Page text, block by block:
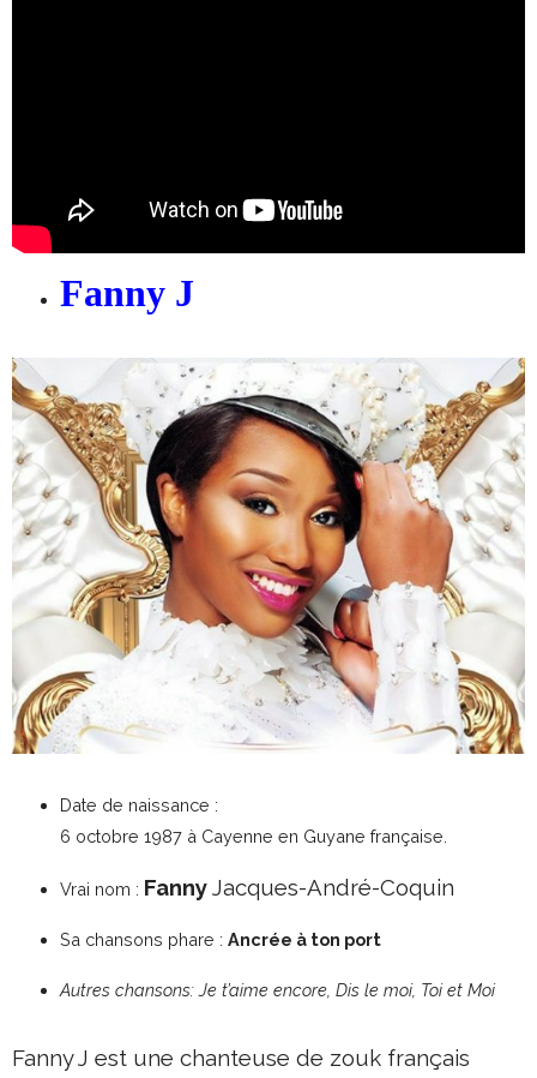
Fanny J
Date de naissance :
6 octobre 1987 à Cayenne en Guyane française.
Vrai nom : FannyJacques-André-Coquin
Sa chansons phare : Ancrée à ton port
Autres chansons: Je t’aime encore, Dis le moi, Toi et Moi
Fanny J est une chanteuse de zouk français